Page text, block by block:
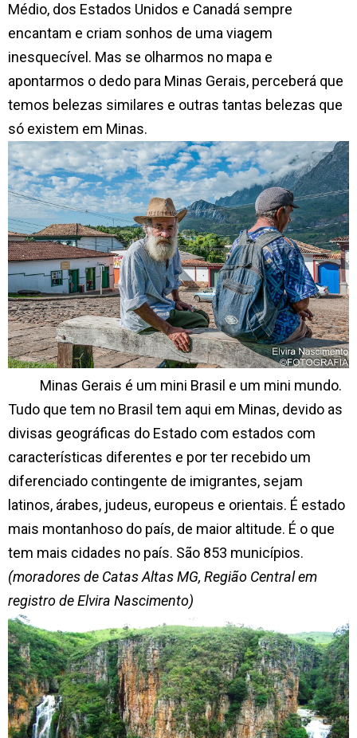
Médio, dos Estados Unidos e Canadá sempre
encantam e criam sonhos de uma viagem
inesquecível. Mas se olharmos no mapa e
apontarmos o dedo para Minas Gerais, perceberá que
temos belezas similares e outras tantas belezas que
só existem em Minas.
Minas Gerais é um mini Brasil e um mini mundo.
Tudo que tem no Brasil tem aqui em Minas, devido as
divisas geográficas do Estado com estados com
características diferentes e por ter recebido um
diferenciado contingente de imigrantes, sejam
latinos, árabes, judeus, europeus e orientais. É estado
mais montanhoso do país, de maior altitude. É o que
tem mais cidades no país. São 853 municípios.
(moradores de Catas Altas MG, Região Central em
registro de Elvira Nascimento)